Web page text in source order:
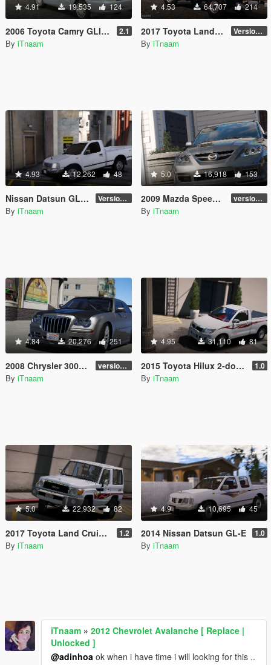
4.91 19,535 124
2006 Toyota Camry GLI [ Add-on / Replace / FDM ] 2.1
By iTnaam
4.53 64,707 214
2017 Toyota Land Cruiser v6 [ Add-on / Tuning / Livery / Replace] Version 2.3N
By iTnaam
4.93 12,262 48
Nissan Datsun GL-E Single [ Wipers / Animated / FDM ] Version 1.0.a
By iTnaam
5.0 16,918 153
2009 Mazda Speed 3 [ Add-on / Tuning / Livery / Template ] version 1.0
By iTnaam
4.84 20,276 251
2008 Chrysler 300c SRT8 [ Tuning / Livery / Add-on / DUB / Template ] version 1.1
By iTnaam
4.95 31,110 81
2015 Toyota Hilux 2-doors GLX 1.0
By iTnaam
5.0 22,932 82
2017 Toyota Land Cruiser V6 Machito [ Add-on / Replace / Extras ] 1.2
By iTnaam
4.9 10,695 45
2014 Nissan Datsun GL-E 1.0
By iTnaam
iTnaam » 2012 Chevrolet Avalanche [ Replace |
Unlocked ]
@adinhoa ok when i have time i will looking for this ..